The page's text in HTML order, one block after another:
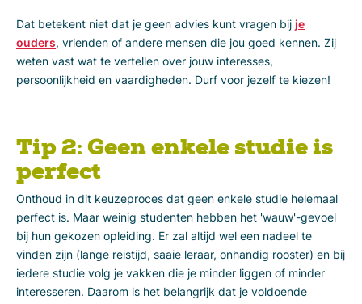
Dat betekent niet dat je geen advies kunt vragen bij je
ouders, vrienden of andere mensen die jou goed kennen. Zij
weten vast wat te vertellen over jouw interesses,
persoonlijkheid en vaardigheden. Durf voor jezelf te kiezen!
Tip 2: Geen enkele studie is
perfect
Onthoud in dit keuzeproces dat geen enkele studie helemaal
perfect is. Maar weinig studenten hebben het 'wauw'-gevoel
bij hun gekozen opleiding. Er zal altijd wel een nadeel te
vinden zijn (lange reistijd, saaie leraar, onhandig rooster) en bij
iedere studie volg je vakken die je minder liggen of minder
interesseren. Daarom is het belangrijk dat je voldoende